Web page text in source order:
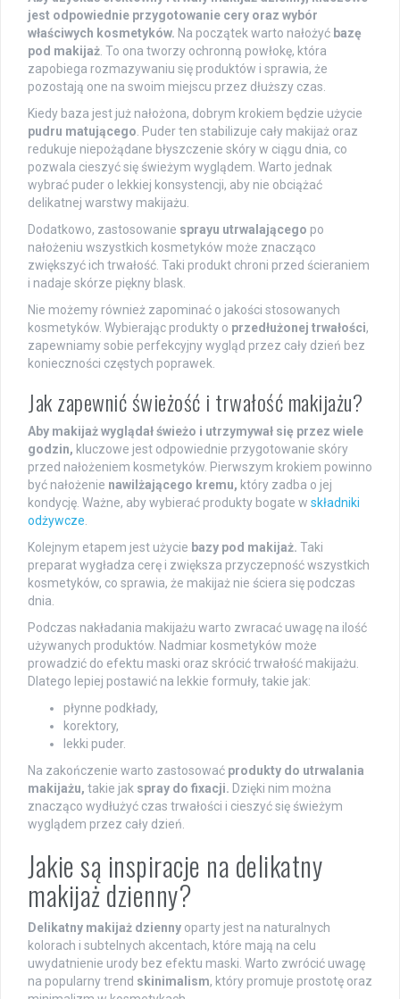
jest odpowiednie przygotowanie cery oraz wybór
właściwych kosmetyków. Na początek warto nałożyć bazę
pod makijaż . To ona tworzy ochronną powłokę, która
zapobiega rozmazywaniu się produktów i sprawia, że
pozostają one na swoim miejscu przez dłuższy czas.
Kiedy baza jest już nałożona, dobrym krokiem będzie użycie
pudru matującego . Puder ten stabilizuje cały makijaż oraz
redukuje niepożądane błyszczenie skóry w ciągu dnia, co
pozwala cieszyć się świeżym wyglądem. Warto jednak
wybrać puder o lekkiej konsystencji, aby nie obciążać
delikatnej warstwy makijażu.
Dodatkowo, zastosowanie sprayu utrwalającego po
nałożeniu wszystkich kosmetyków może znacząco
zwiększyć ich trwałość. Taki produkt chroni przed ścieraniem
i nadaje skórze piękny blask.
Nie możemy również zapominać o jakości stosowanych
kosmetyków. Wybierając produkty o przedłużonej trwałości,
zapewniamy sobie perfekcyjny wygląd przez cały dzień bez
konieczności częstych poprawek.
Jak zapewnić świeżość i trwałość makijażu?
Aby makijaż wyglądał świeżo i utrzymywał się przez wiele
godzin, kluczowe jest odpowiednie przygotowanie skóry
przed nałożeniem kosmetyków. Pierwszym krokiem powinno
być nałożenie nawilżającego kremu, który zadba o jej
kondycję. Ważne, aby wybierać produkty bogate w składniki
odżywcze
Kolejnym etapem jest użycie bazy pod makijaż. Taki
preparat wygładza cerę i zwiększa przyczepność wszystkich
kosmetyków, co sprawia, że makijaż nie ściera się podczas
dnia.
Podczas nakładania makijażu warto zwracać uwagę na ilość
używanych produktów. Nadmiar kosmetyków może
prowadzić do efektu maski oraz skrócić trwałość makijażu.
Dlatego lepiej postawić na lekkie formuły, takie jak:
płynne podkłady,
korektory,
lekki puder.
Na zakończenie warto zastosować produkty do utrwalania
makijażu, takie jak spray do fixacji. Dzięki nim można
znacząco wydłużyć czas trwałości i cieszyć się świeżym
wyglądem przez cały dzień.
Jakie są inspiracje na delikatny
makijaż dzienny?
Delikatny makijaż dzienny oparty jest na naturalnych
kolorach i subtelnych akcentach, które mają na celu
uwydatnienie urody bez efektu maski. Warto zwrócić uwagę
na popularny trend skinimalism, który promuje prostotę oraz